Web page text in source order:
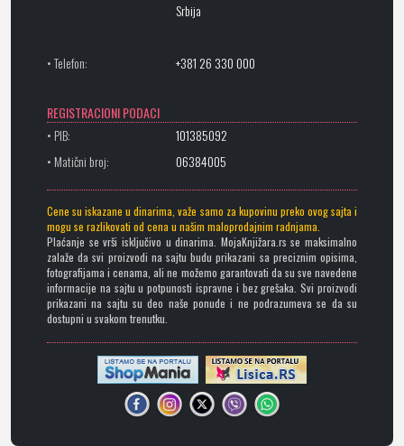
Srbija
• Telefon: +381 26 330 000
REGISTRACIONI PODACI
• PIB:
101385092
• Matični broj:
06384005
Cene su iskazane u dinarima, važe samo za kupovinu preko ovog sajta i
mogu se razlikovati od cena u našim maloprodajnim radnjama.
Plaćanje se vrši isključivo u dinarima. MojaKnjižara.rs se maksimalno
zalaže da svi proizvodi na sajtu budu prikazani sa preciznim opisima,
fotografijama i cenama, ali ne možemo garantovati da su sve navedene
informacije na sajtu u potpunosti ispravne i bez grešaka. Svi proizvodi
prikazani na sajtu su deo naše ponude i ne podrazumeva se da su
dostupni u svakom trenutku.